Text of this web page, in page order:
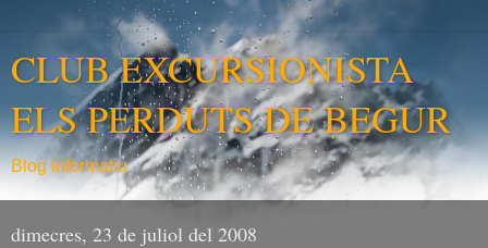
CLUB EXCURSIONISTA
ELS PERDUTS DE BEGUR
Blog informatiu
dimecres, 23 de juliol del 2008